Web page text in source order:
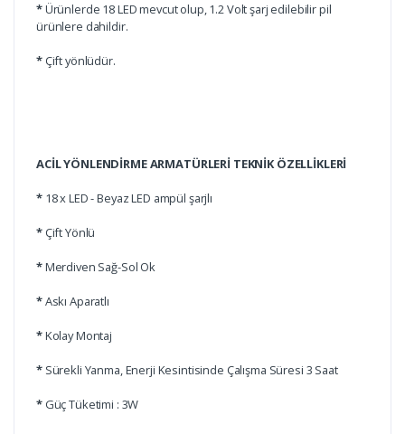
*Ürünlerde 18 LED mevcut olup, 1.2 Volt şarj edilebilir pil
ürünlere dahildir.
*Çift yönlüdür.
ACİL YÖNLENDİRME ARMATÜRLERİ TEKNİK ÖZELLİKLERİ
*18 x LED - Beyaz LED ampül şarjlı
*Çift Yönlü
*Merdiven Sağ-Sol Ok
*Askı Aparatlı
*Kolay Montaj
*Sürekli Yanma, Enerji Kesintisinde Çalışma Süresi 3 Saat
* Güç Tüketimi : 3W